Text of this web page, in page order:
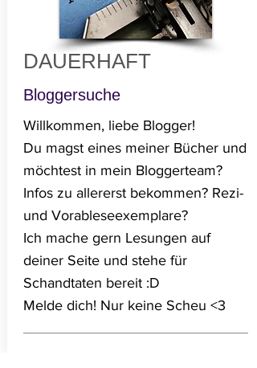
DAUERHAFT
Bloggersuche
Willkommen, liebe Blogger!
Du magst eines meiner Bücher und
möchtest in mein Bloggerteam?
Infos zu allererst bekommen? Rezi-
und Vorableseexemplare?
Ich mache gern Lesungen auf
deiner Seite und stehe für
Schandtaten bereit :D
Melde dich! Nur keine Scheu <3